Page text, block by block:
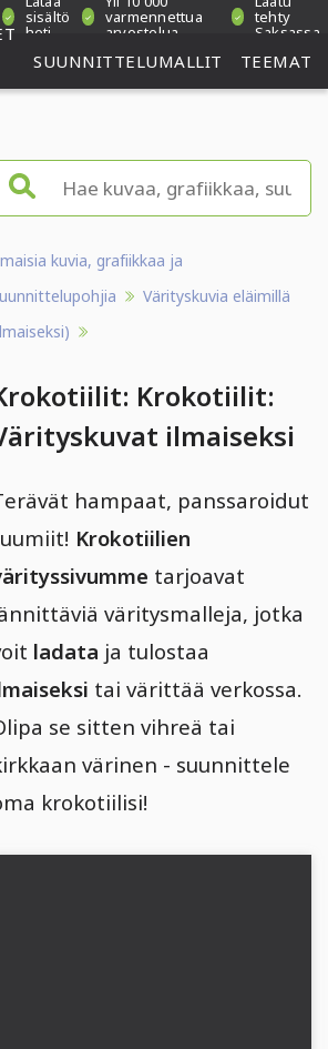
sisältö
heti
varmennettua
arvostelua
tehty
Saksassa
SUUNNITTELUMALLIT TEEMAT
kuvia, grafiikkaa ja
Värityskuvia eläimillä
Krokotiilit:
ilmaiseksi
hampaat, panssaroidut
Krokotiilien
tarjoavat
väritysmalleja, jotka
ladata ja tulostaa
tai värittää verkossa.
se sitten vihreä tai
värinen - suunnittele
krokotiilisi!